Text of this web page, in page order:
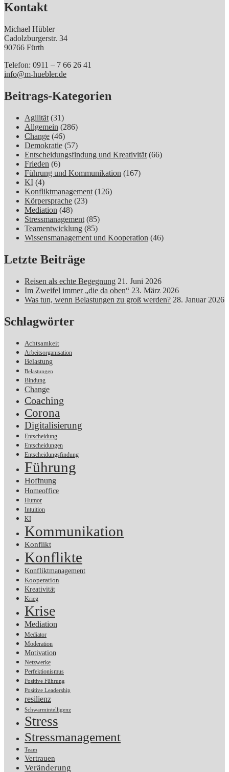
Kontakt
Michael Hübler
Cadolzburgerstr. 34
90766 Fürth
Telefon: 0911 – 7 66 26 41
info@m-huebler.de
Beitrags-Kategorien
Agilität (31)
Allgemein (286)
Change (46)
Demokratie (57)
Entscheidungsfindung und Kreativität (66)
Frieden (6)
Führung und Kommunikation (167)
KI (4)
Konfliktmanagement (126)
Körpersprache (23)
Mediation (48)
Stressmanagement (85)
Teamentwicklung (85)
Wissensmanagement und Kooperation (46)
Letzte Beiträge
Reisen als echte Begegnung 21. Juni 2026
Im Zweifel immer „die da oben“ 23. März 2026
Was tun, wenn Belastungen zu groß werden? 28. Januar 2026
Schlagwörter
Achtsamkeit
Arbeitsorganisation
Belastung
Belastungen
Bindung
Change
Coaching
Corona
Digitalisierung
Entscheidung
Entscheidungen
Entscheidungsfindung
Führung
Hoffnung
Homeoffice
Humor
Intuition
KI
Kommunikation
Konflikt
Konflikte
Konfliktmanagement
Kooperation
Kreativität
Krieg
Krise
Mediation
Mediator
Moderation
Motivation
Netzwerke
Perfektionismus
Positive Führung
Positive Leadership
resilienz
Schwarmintelligenz
Stress
Stressmanagement
Team
Vertrauen
Veränderung